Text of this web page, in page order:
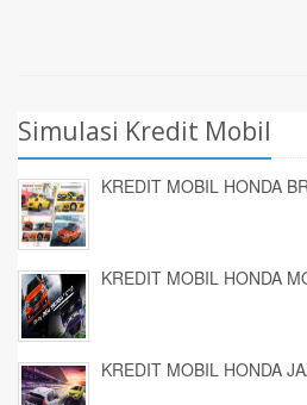
Simulasi Kredit Mobil
KREDIT MOBIL HONDA
KREDIT MOBIL HONDA
KREDIT MOBIL HONDA